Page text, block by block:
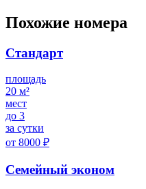
Похожие номера
Стандарт
площадь
20 м²
мест
до 3
за сутки
от 8000 ₽
Семейный эконом